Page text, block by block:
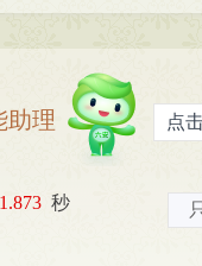
助理 点
1.873 秒